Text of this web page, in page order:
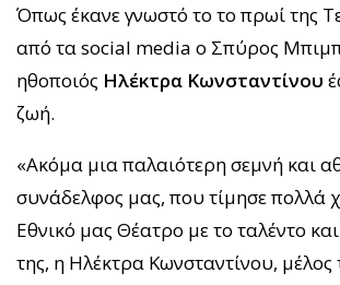
Όπως έκανε γνωστό το το πρωί της
από τα social media o Σπύρος
ηθοποιός Ηλέκτρα Κωνσταντίνου
ζωή.
«Ακόμα μια παλαιότερη σεμνή και
συνάδελφος μας, που τίμησε πολλά
Εθνικό μας Θέατρο με το ταλέντο
της, η Ηλέκτρα Κωνσταντίνου,